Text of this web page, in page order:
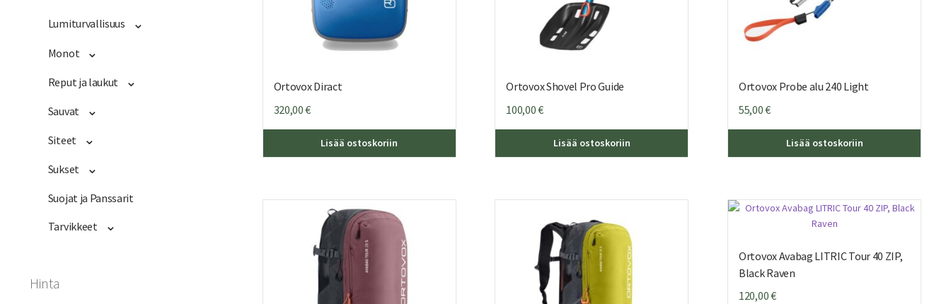
Ortovox Diract
320,00€
Lisää ostoskoriin
Ortovox Shovel Pro Guide
100,00€
Lisää ostoskoriin
Ortovox Probe alu 240 Light
55,00€
Lisää ostoskoriin
Ortovox Avabag LITRIC Tour 40 ZIP,
Black Raven
120,00€
Lumiturvallisuus
Monot
Reput ja laukut
Sauvat
Siteet
Sukset
Suojat ja Panssarit
Tarvikkeet
Hinta